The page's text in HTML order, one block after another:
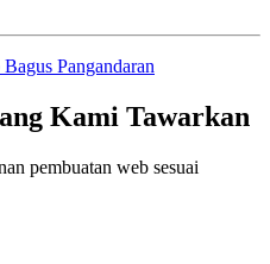
Pangandaran
Kami Tawarkan
pembuatan web sesuai